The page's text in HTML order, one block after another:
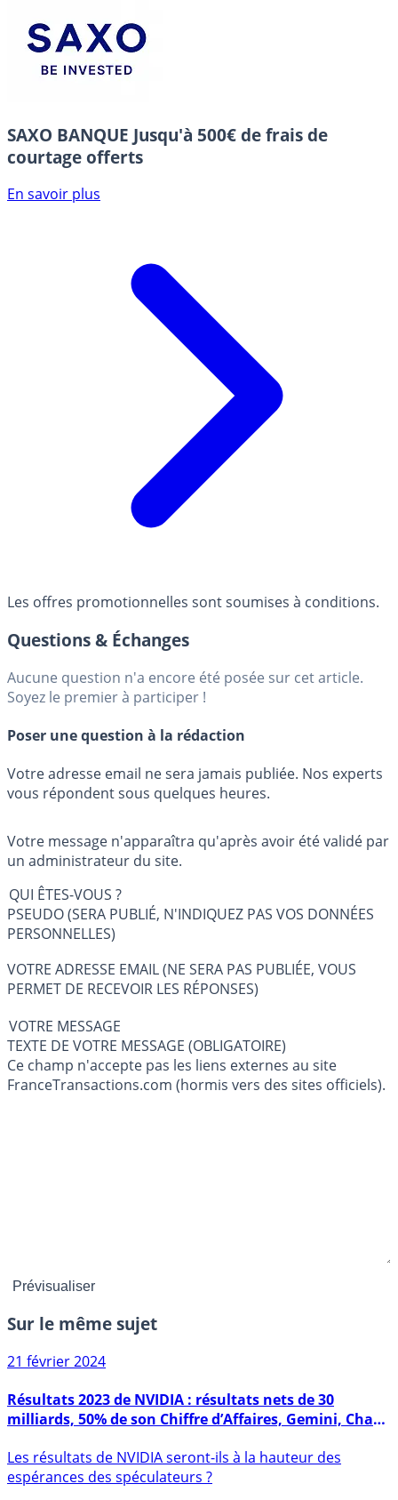
SAXO BANQUE Jusqu'à 500€ de frais de
courtage offerts
En savoir plus
Les offres promotionnelles sont soumises à conditions.
Questions & Échanges
Aucune question n'a encore été posée sur cet article.
Soyez le premier à participer !
Poser une question à la rédaction
Votre adresse email ne sera jamais publiée. Nos experts
vous répondent sous quelques heures.
Votre message n'apparaîtra qu'après avoir été validé par
un administrateur du site.
QUI ÊTES-VOUS ?
PSEUDO (SERA PUBLIÉ, N'INDIQUEZ PAS VOS DONNÉES
PERSONNELLES)
VOTRE ADRESSE EMAIL (NE SERA PAS PUBLIÉE, VOUS
PERMET DE RECEVOIR LES RÉPONSES)
VOTRE MESSAGE
TEXTE DE VOTRE MESSAGE (OBLIGATOIRE)
Ce champ n'accepte pas les liens externes au site
FranceTransactions.com (hormis vers des sites officiels).
Sur le même sujet
21 février 2024
Résultats 2023 de NVIDIA : résultats nets de 30
milliards, 50% de son Chiffre d’Affaires, Gemini, Chat
Les résultats de NVIDIA seront-ils à la hauteur des
espérances des spéculateurs ?